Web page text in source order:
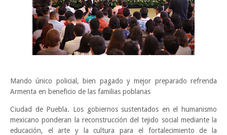
Mando único policial, bien pagado y mejor preparado refrenda
Armenta en beneficio de las familias poblanas
Ciudad de Puebla. Los gobiernos sustentados en el humanismo
mexicano ponderan la reconstrucción del tejido social mediante la
educación, el arte y la cultura para el fortalecimiento de la